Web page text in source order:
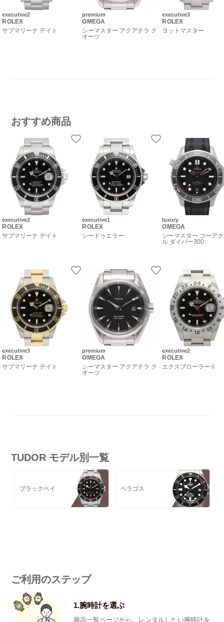
executive2
ROLEX
サブマリーナ デイト
premium
OMEGA
シーマスター アクアテラ ク
オーツ
executive3
ROLEX
ヨットマスター
おすすめ商品
executive2
ROLEX
サブマリーナ デイト
executive3
ROLEX
サブマリーナ デイト
executive1
ROLEX
シードゥエラー
premium
OMEGA
シーマスター アクアテラ ク
オーツ
luxury
OMEGA
シーマスター コーア
ル ダイバー300
executive2
ROLEX
エクスプローラーⅡ
TUDOR モデル別一覧
ブラックベイ ペラゴス
ご利用のステップ
1.腕時計を選ぶ
商品一覧ページから、レンタルしたい腕時計を